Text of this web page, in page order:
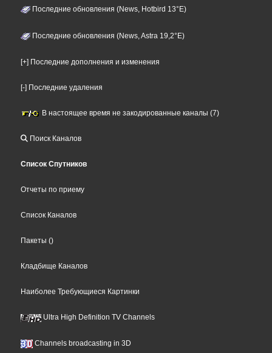
Последние обновления (News, Hotbird 13°E)
Последние обновления (News, Astra 19,2°E)
[+] Последние дополнения и изменения
[-] Последние удаления
В настоящее время не закодированные каналы (7)
Поиск Каналов
Список Спутников
Отчеты по приему
Список Каналов
Пакеты ()
Кладбище Каналов
Наиболее Требующиеся Картинки
Ultra High Definition TV Channels
Channels broadcasting in 3D